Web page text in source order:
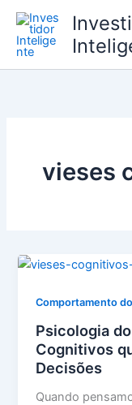
para
conteúdo
vieses
Comportamento
Psicologia
Cognitivos
Decisões
Quando